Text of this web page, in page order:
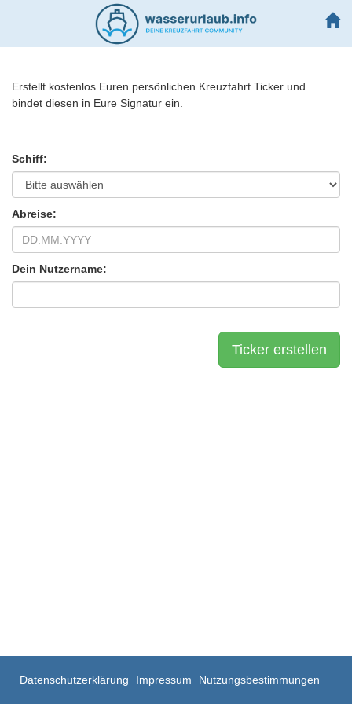
Erstellt kostenlos Euren persönlichen Kreuzfahrt Ticker und
bindet diesen in Eure Signatur ein.
Schiff:
Abreise:
Dein Nutzername:
Datenschutzerklärung Impressum Nutzungsbestimmungen